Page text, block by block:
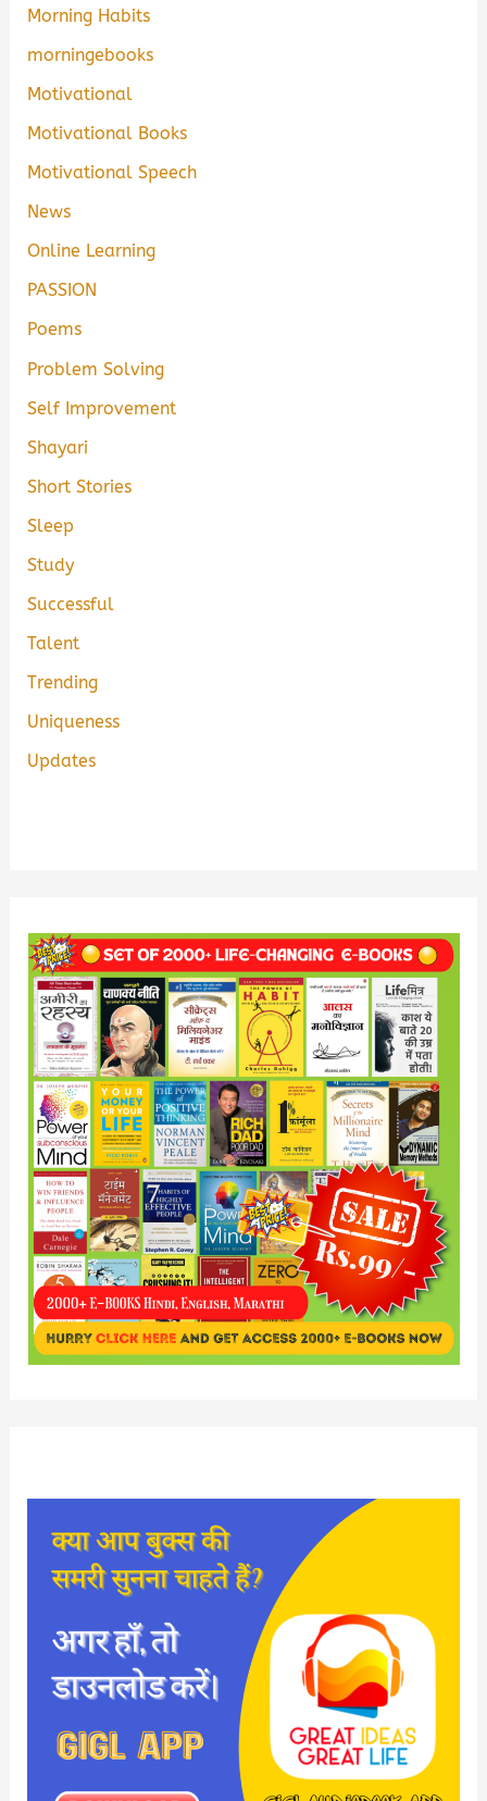
Morning Habits
morningebooks
Motivational
Motivational Books
Motivational Speech
News
Online Learning
PASSION
Poems
Problem Solving
Self Improvement
Shayari
Short Stories
Sleep
Study
Successful
Talent
Trending
Uniqueness
Updates